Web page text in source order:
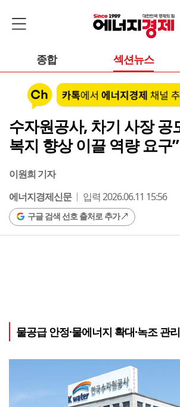
종합 섹션뉴스
수자원공사, 차기 사장
복지 향상 이끌 역량 요구”
이원희 기자
에너지경제신문
입력 2026.06.11 15:56
구글 검색 선호 출처로 추가
물공급 안정·물에너지 확대·녹조 관